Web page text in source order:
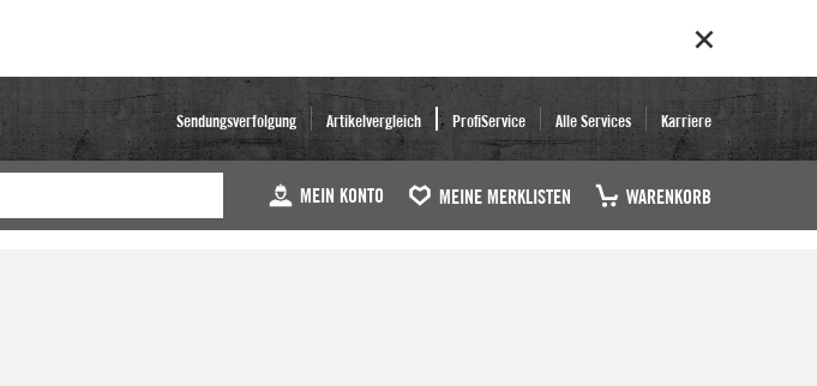
Sendungsverfolgung Artikelvergleich ProfiService Alle Services Karriere
MEIN KONTO MEINE MERKLISTEN WARENKORB